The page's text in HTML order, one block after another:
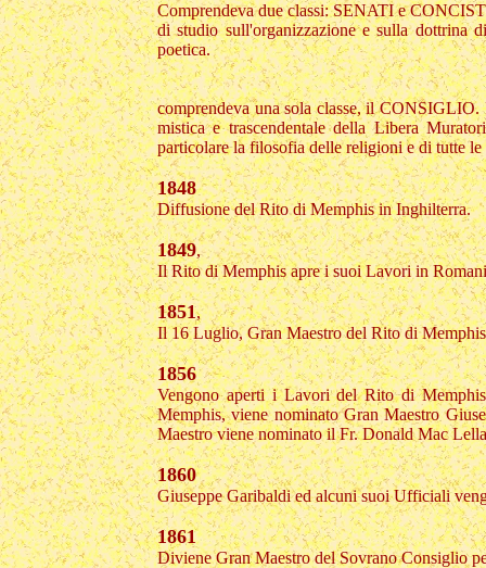
Comprendeva due classi: SENATI e
di studio sull'organizzazione e sulla dottrina
poetica.
comprendeva una sola classe, il
mistica e trascendentale della Libera
particolare la filosofia delle religioni e di tutte
1848
Diffusione del Rito di Memphis in Inghilterra.
1849,
Il Rito di Memphis apre i suoi Lavori in
1851,
Il 16 Luglio, Gran Maestro del Rito di
1856
Vengono aperti i Lavori del Rito di
Memphis, viene nominato Gran Maestro
Maestro viene nominato il Fr. Donald Mac
1860
Giuseppe Garibaldi ed alcuni suoi Ufficiali
1861
Diviene Gran Maestro del Sovrano Consiglio